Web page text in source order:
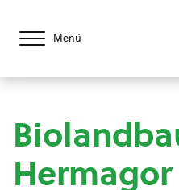
Menü
Hermagor